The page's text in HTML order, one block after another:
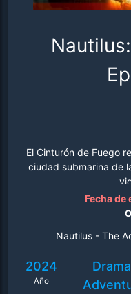
El Cinturón de Fuego
ciudad submarina de
Fecha de
Nautilus - The
2024
Año
Drama